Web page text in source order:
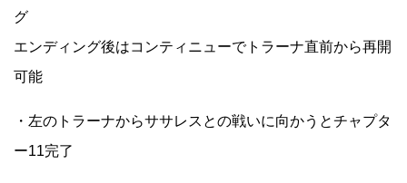
グ
エンディング後はコンティニューでトラーナ直前から再開
可能
・左のトラーナからササレスとの戦いに向かうとチャプタ
ー11完了